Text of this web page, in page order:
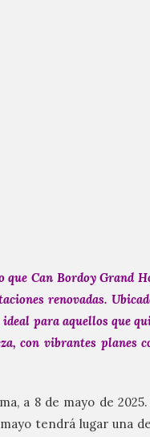
Can Bordoy Grand
renovadas.
para aquellos que
con vibrantes planes
a 8 de mayo de
tendrá lugar una